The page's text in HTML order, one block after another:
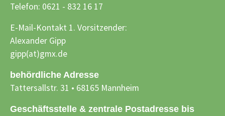
Telefon: 0621 - 832 16 17
E-Mail-Kontakt 1. Vorsitzender:
Alexander Gipp
gipp(at)gmx.de
behördliche Adresse
Tattersallstr. 31 • 68165 Mannheim
Geschäftsstelle & zentrale Postadresse bis